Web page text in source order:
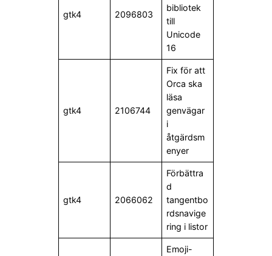
gtk4 2096803
bibliotek
till
Unicode
16
gtk4 2106744
Fix för att
Orca ska
läsa
genvägar
i
åtgärdsm
enyer
gtk4 2066062
Förbättra
d
tangentbo
rdsnavige
ring i listor
Emoji-